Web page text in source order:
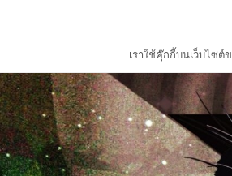
เราใช้คุ๊กกี้บนเว็บไซต์